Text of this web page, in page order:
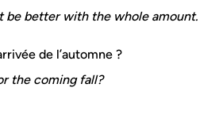
be better with the whole amount.
de l’automne ?
the coming fall?